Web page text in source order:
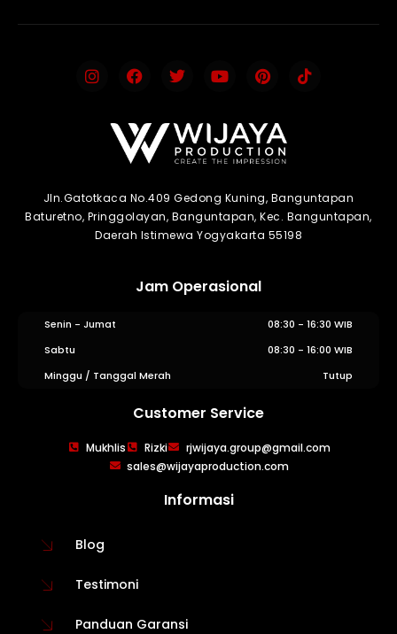
WIJAYA PRODUCTION
Jln.Gatotkaca No.409 Gedong Kuning, Banguntapan
Baturetno, Pringgolayan, Banguntapan, Kec. Banguntapan,
Daerah Istimewa Yogyakarta 55198
Jam Operasional
Senin - Jumat
08:30 - 16:30 WIB
Sabtu
08:30 - 16:00 WIB
Minggu / Tanggal Merah
Tutup
Customer Service
Mukhlis Rizki
rjwijaya.group@gmail.com
sales@wijayaproduction.com
Informasi
Blog
Testimoni
Panduan Garansi